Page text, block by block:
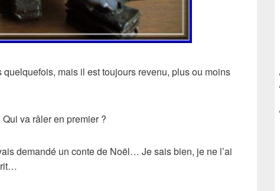
quelquefois, mais il est toujours revenu, plus ou moins
va râler en premier ?
demandé un conte de Noël… Je sais bien, je ne l’ai